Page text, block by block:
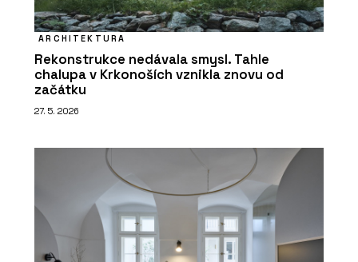
ARCHITEKTURA
Rekonstrukce nedávala smysl. Tahle
chalupa v Krkonoších vznikla znovu od
začátku
27. 5. 2026